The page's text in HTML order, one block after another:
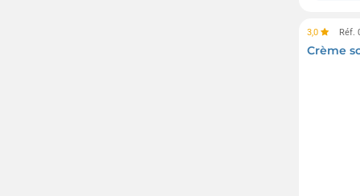
3,0 Réf.
Crème